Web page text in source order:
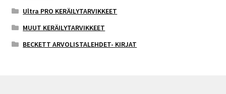
Ultra PRO KERÄILYTARVIKKEET
MUUT KERÄILYTARVIKKEET
BECKETT ARVOLISTALEHDET- KIRJAT